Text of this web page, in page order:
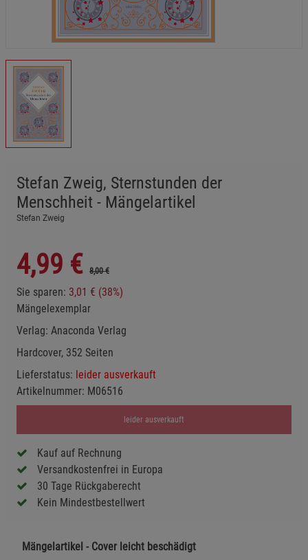
Stefan Zweig, Sternstunden der
Menschheit - Mängelartikel
Stefan Zweig
4,99 € 8,00 €
Sie sparen: 3,01 € (38%)
Mängelexemplar
Verlag: Anaconda Verlag
Hardcover, 352 Seiten
Lieferstatus: leider ausverkauft
Artikelnummer: M06516
leider ausverkauft
Kauf auf Rechnung
Versandkostenfrei in Europa
30 Tage Rückgaberecht
Kein Mindestbestellwert
Mängelartikel - Cover leicht beschädigt